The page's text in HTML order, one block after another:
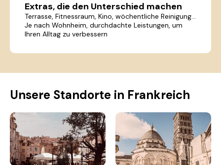
Extras, die den Unterschied machen
Terrasse, Fitnessraum, Kino, wöchentliche Reinigung...
Je nach Wohnheim, durchdachte Leistungen, um
Ihren Alltag zu verbessern
Unsere Standorte in Frankreich